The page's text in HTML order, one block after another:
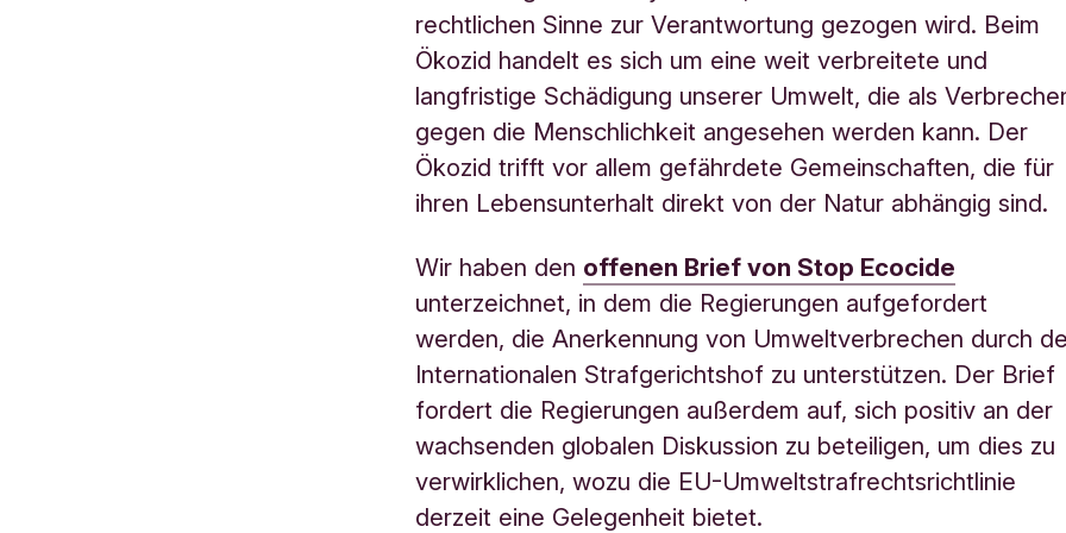
rechtlichen Sinne zur Verantwortung gezogen wird. Beim
Ökozid handelt es sich um eine weit verbreitete und
langfristige Schädigung unserer Umwelt, die als
gegen die Menschlichkeit angesehen werden kann. Der
Ökozid trifft vor allem gefährdete Gemeinschaften, die für
ihren Lebensunterhalt direkt von der Natur abhängig sind.
Wir haben den offenen Brief von Stop Ecocide
unterzeichnet, in dem die Regierungen aufgefordert
werden, die Anerkennung von Umweltverbrechen durch
Internationalen Strafgerichtshof zu unterstützen. Der Brief
fordert die Regierungen außerdem auf, sich positiv an der
wachsenden globalen Diskussion zu beteiligen, um dies zu
verwirklichen, wozu die EU-Umweltstrafrechtsrichtlinie
derzeit eine Gelegenheit bietet.